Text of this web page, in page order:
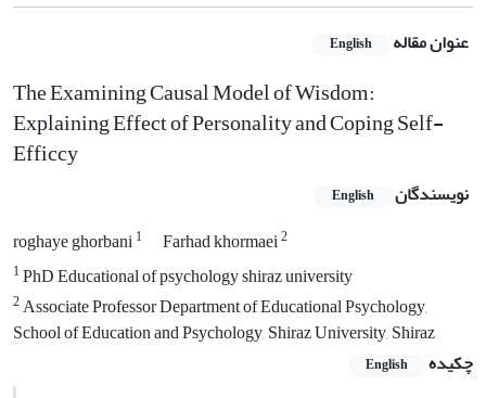
عنوان مقاله English
The Examining Causal Model of Wisdom:
Explaining Effect of Personality and Coping Self-
Efficcy
نویسندگان English
roghaye ghorbani1 Farhad khormaei2
1PhD Educational of psychology shiraz university
2Associate Professor Department of Educational Psychology,
School of Education and Psychology, Shiraz University, Shiraz
چکیده
English